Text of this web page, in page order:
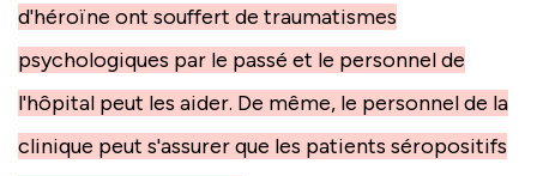
d'héroïne ont souffert de traumatismes
psychologiques par le passé et le personnel de
l'hôpital peut les aider. De même, le personnel de la
clinique peut s'assurer que les patients séropositifs